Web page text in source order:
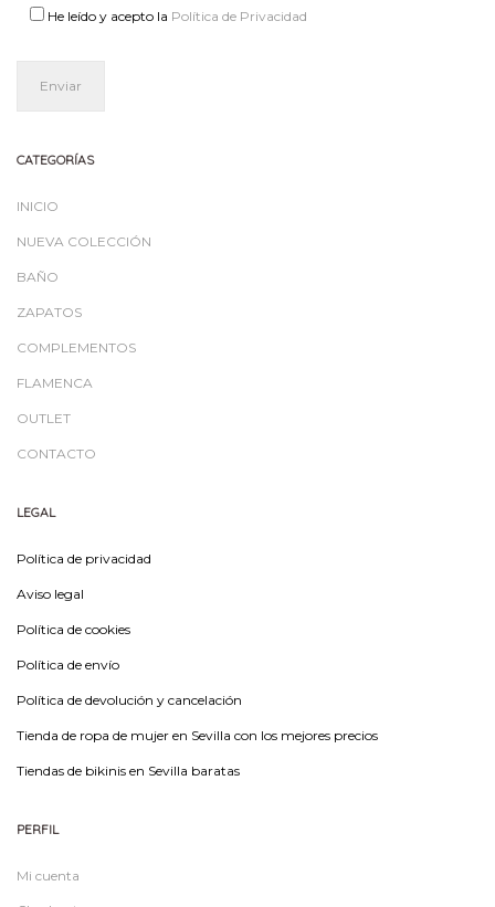
He leído y acepto la Política de Privacidad
CATEGORÍAS
INICIO
NUEVA COLECCIÓN
BAÑO
ZAPATOS
COMPLEMENTOS
FLAMENCA
OUTLET
CONTACTO
LEGAL
Política de privacidad
Aviso legal
Política de cookies
Política de envío
Política de devolución y cancelación
Tienda de ropa de mujer en Sevilla con los mejores precios
Tiendas de bikinis en Sevilla baratas
PERFIL
Mi cuenta